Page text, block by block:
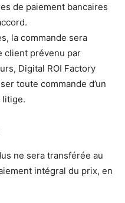
de paiement bancaires
la commande sera
client prévenu par
Digital ROI Factory
toute commande d’un
litige.
ne sera transférée au
intégral du prix, en